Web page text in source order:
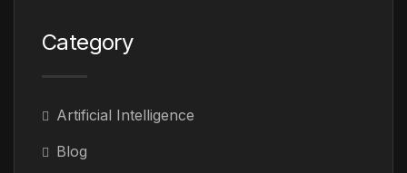
Category
Artificial Intelligence
Blog